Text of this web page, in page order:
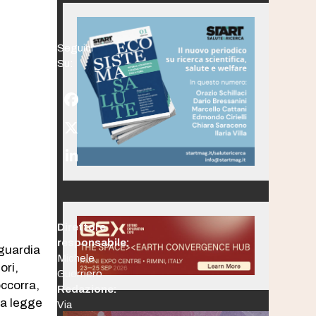
legge
Seguici
Su:
Facebook
Twitter
(deprecated)
LinkedIn
Direttore
responsabile:
Michele
Guerriero
Redazione:
Via